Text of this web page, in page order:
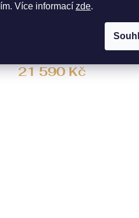
Více informací zde.
Hodinky CERTINA
21 590 Kč
SKLADEM NA